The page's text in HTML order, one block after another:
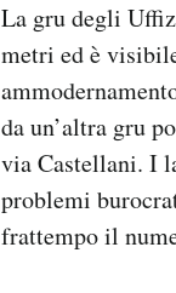
La gru degli
metri ed è
da un’altra gru
via Castellani. I
problemi
frattempo il